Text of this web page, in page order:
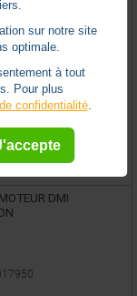
DMI
sur notre site
optimale.
à tout
Pour plus
confidentialité.